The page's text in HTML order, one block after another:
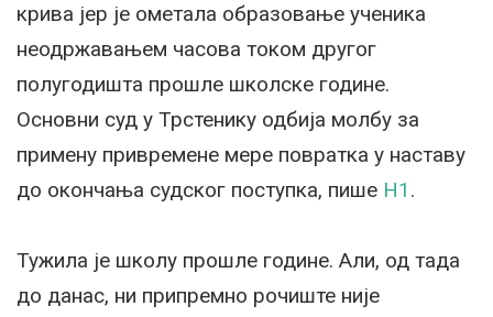
крива јер је ометала образовање ученика
неодржавањем часова током другог
полугодишта прошле школске године.
Основни суд у Трстенику одбија молбу за
примену привремене мере повратка у наставу
до окончања судског поступка, пише Н1 .
Тужила је школу прошле године. Али, од тада
до данас, ни припремно рочиште није